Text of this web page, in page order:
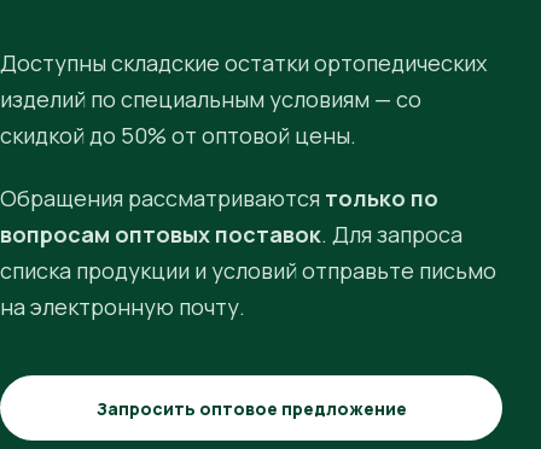
Доступны складские остатки ортопедических
изделий по специальным условиям — со
скидкой до 50% от оптовой цены.
Обращения рассматриваются только по
вопросам оптовых поставок. Для запроса
списка продукции и условий отправьте письмо
на электронную почту.
Запросить оптовое предложение